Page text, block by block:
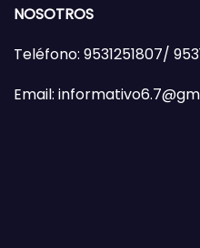
NOSOTROS
Teléfono: 9531251807/
Email: